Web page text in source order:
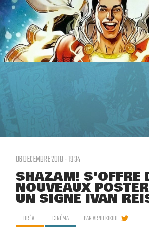
06 DECEMBRE 2018 - 19:34
SHAZAM! S'OFFRE
NOUVEAUX
UN SIGNÉ IVAN
BRÈVE CINÉMA PARARNO KIKOO